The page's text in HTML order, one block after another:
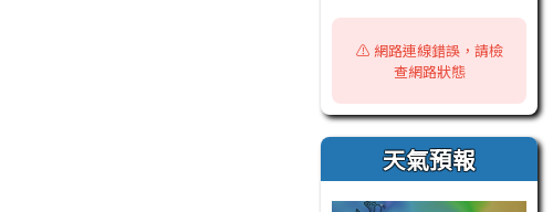
⚠️ 網路連線錯誤，請檢
查網路狀態
天氣預報